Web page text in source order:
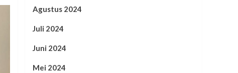
Agustus 2024
Juli 2024
Juni 2024
Mei 2024